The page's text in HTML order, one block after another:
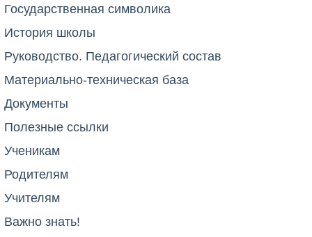
Государственная символика
История школы
Руководство. Педагогический состав
Материально-техническая база
Документы
Полезные ссылки
Ученикам
Родителям
Учителям
Важно знать!